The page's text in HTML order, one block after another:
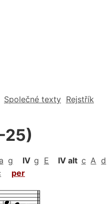
Společné texty Rejstřík
25)
a g IV g E IV alt c A d
per